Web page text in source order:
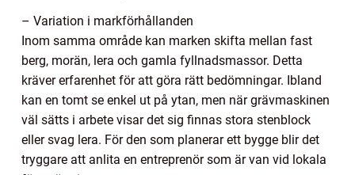
– Variation i markförhållanden
Inom samma område kan marken skifta mellan fast
berg, morän, lera och gamla fyllnadsmassor. Detta
kräver erfarenhet för att göra rätt bedömningar. Ibland
kan en tomt se enkel ut på ytan, men när grävmaskinen
väl sätts i arbete visar det sig finnas stora stenblock
eller svag lera. För den som planerar ett bygge blir det
tryggare att anlita en entreprenör som är van vid lokala